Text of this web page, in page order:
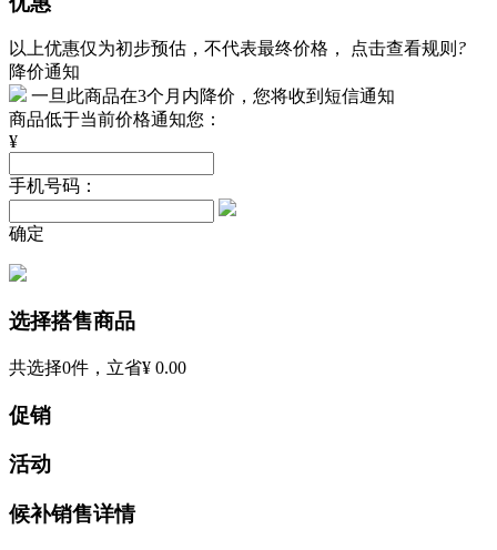
以上优惠仅为初步预估，不代表最终价格， 点击查看规则 ?
降价通知
一旦此商品在3个月内降价，您将收到短信通知
商品低于当前价格通知您：
¥
手机号码：
确定
选择搭售商品
共选择0件，立省¥ 0.00
促销
活动
候补销售详情